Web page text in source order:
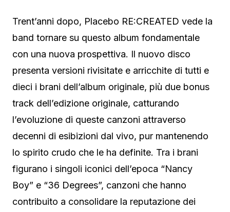
Trent’anni dopo, Placebo RE:CREATED vede la
band tornare su questo album fondamentale
con una nuova prospettiva. Il nuovo disco
presenta versioni rivisitate e arricchite di tutti e
dieci i brani dell’album originale, più due bonus
track dell’edizione originale, catturando
l’evoluzione di queste canzoni attraverso
decenni di esibizioni dal vivo, pur mantenendo
lo spirito crudo che le ha definite. Tra i brani
figurano i singoli iconici dell’epoca “Nancy
Boy” e “36 Degrees”, canzoni che hanno
contribuito a consolidare la reputazione dei